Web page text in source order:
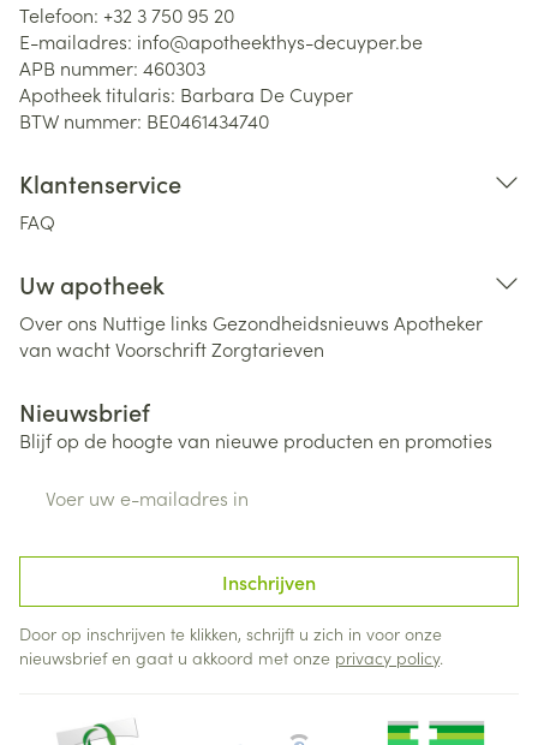
Telefoon: +32 3 750 95 20
E-mailadres: info@apotheekthys-decuyper.be
APB nummer: 460303
Apotheek titularis: Barbara De Cuyper
BTW nummer: BE0461434740
Klantenservice
FAQ
Uw apotheek
Over ons Nuttige links Gezondheidsnieuws Apotheker
van wachtVoorschriftZorgtarieven
Nieuwsbrief
Blijf op de hoogte van nieuwe producten en promoties
Inschrijven
Door op inschrijven te klikken, schrijft u zich in voor onze
nieuwsbrief en gaat u akkoord met onze privacy policy.